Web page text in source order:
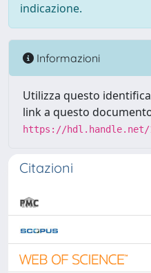
indicazione.
Informazioni
Utilizza questo
link a questo
https://hdl.handle.net/
Citazioni